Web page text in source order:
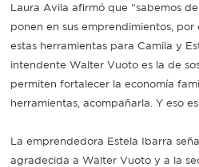
Laura Avila afirmó que “sabemos
ponen en sus emprendimientos,
estas herramientas para Camila y
intendente Walter Vuoto es la de
permiten fortalecer la economía
herramientas, acompañarla. Y eso
La emprendedora Estela Ibarra
agradecida a Walter Vuoto y a la